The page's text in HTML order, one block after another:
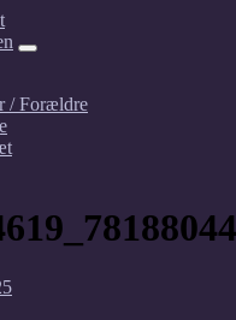
/ Forældre